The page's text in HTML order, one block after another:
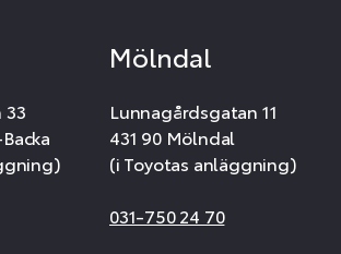
33
Mölndal
Lunnagårdsgatan 11
431 90 Mölndal
(i Toyotas anläggning)
031-750 24 70